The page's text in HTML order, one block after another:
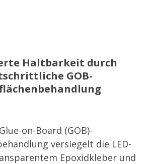
Haltbarkeit durch
GOB-
on-Board (GOB)-
versiegelt die LED-
Epoxidkleber und